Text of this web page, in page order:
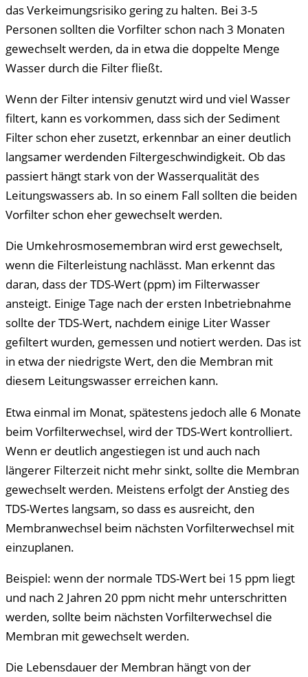
das Verkeimungsrisiko gering zu halten. Bei 3-5
Personen sollten die Vorfilter schon nach 3 Monaten
gewechselt werden, da in etwa die doppelte Menge
Wasser durch die Filter fließt.
Wenn der Filter intensiv genutzt wird und viel Wasser
filtert, kann es vorkommen, dass sich der Sediment
Filter schon eher zusetzt, erkennbar an einer deutlich
langsamer werdenden Filtergeschwindigkeit. Ob das
passiert hängt stark von der Wasserqualität des
Leitungswassers ab. In so einem Fall sollten die beiden
Vorfilter schon eher gewechselt werden.
Die Umkehrosmosemembran wird erst gewechselt,
wenn die Filterleistung nachlässt. Man erkennt das
daran, dass der TDS-Wert (ppm) im Filterwasser
ansteigt. Einige Tage nach der ersten Inbetriebnahme
sollte der TDS-Wert, nachdem einige Liter Wasser
gefiltert wurden, gemessen und notiert werden. Das ist
in etwa der niedrigste Wert, den die Membran mit
diesem Leitungswasser erreichen kann.
Etwa einmal im Monat, spätestens jedoch alle 6 Monate
beim Vorfilterwechsel, wird der TDS-Wert kontrolliert.
Wenn er deutlich angestiegen ist und auch nach
längerer Filterzeit nicht mehr sinkt, sollte die Membran
gewechselt werden. Meistens erfolgt der Anstieg des
TDS-Wertes langsam, so dass es ausreicht, den
Membranwechsel beim nächsten Vorfilterwechsel mit
einzuplanen.
Beispiel: wenn der normale TDS-Wert bei 15 ppm liegt
und nach 2 Jahren 20 ppm nicht mehr unterschritten
werden, sollte beim nächsten Vorfilterwechsel die
Membran mit gewechselt werden.
Die Lebensdauer der Membran hängt von der